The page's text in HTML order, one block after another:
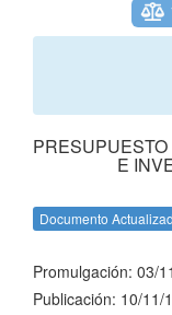
E
Documento
Promulgación: 03/
Publicación: 10/11/